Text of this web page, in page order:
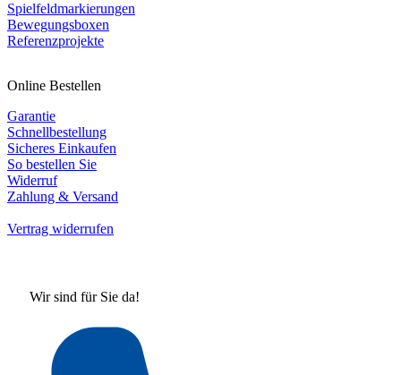
Spielfeldmarkierungen
Bewegungsboxen
Referenzprojekte
Online Bestellen
Garantie
Schnellbestellung
Sicheres Einkaufen
So bestellen Sie
Widerruf
Zahlung & Versand
Vertrag widerrufen
Wir sind für Sie da!